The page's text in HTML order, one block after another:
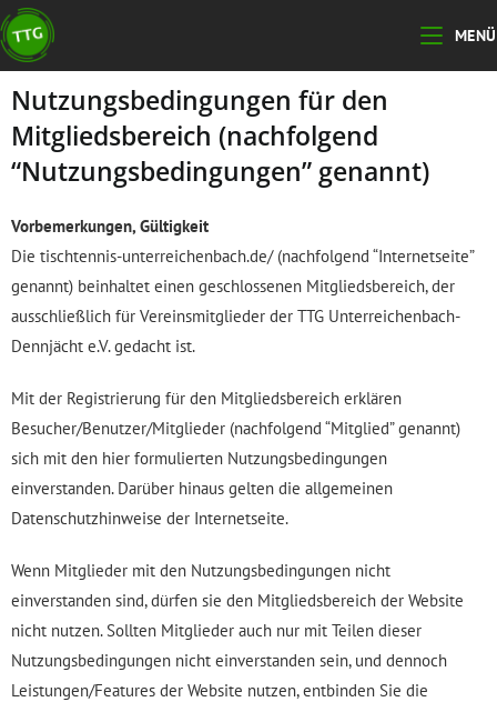
MENÜ
Nutzungsbedingungen für den
Mitgliedsbereich (nachfolgend
“Nutzungsbedingungen” genannt)
Vorbemerkungen, Gültigkeit
Die tischtennis-unterreichenbach.de/ (nachfolgend “Internetseite”
genannt) beinhaltet einen geschlossenen Mitgliedsbereich, der
ausschließlich für Vereinsmitglieder der TTG Unterreichenbach-
Dennjächt e.V. gedacht ist.
Mit der Registrierung für den Mitgliedsbereich erklären
Besucher/Benutzer/Mitglieder (nachfolgend “Mitglied” genannt)
sich mit den hier formulierten Nutzungsbedingungen
einverstanden. Darüber hinaus gelten die allgemeinen
Datenschutzhinweise der Internetseite.
Wenn Mitglieder mit den Nutzungsbedingungen nicht
einverstanden sind, dürfen sie den Mitgliedsbereich der Website
nicht nutzen. Sollten Mitglieder auch nur mit Teilen dieser
Nutzungsbedingungen nicht einverstanden sein, und dennoch
Leistungen/Features der Website nutzen, entbinden Sie die